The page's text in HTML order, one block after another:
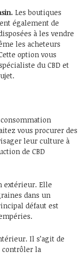
Les boutiques
également de
à les vendre
les acheteurs
option vous
du CBD et
vous procurer des
leur culture à
de CBD
extérieur. Elle
dans un
défaut est
Il s’agit de
la